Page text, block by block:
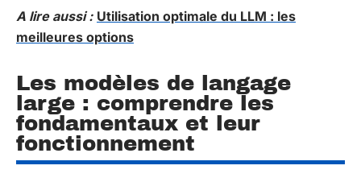
A lire aussi : Utilisation optimale du LLM : les
meilleures options
Les modèles de langage
large : comprendre les
fondamentaux et leur
fonctionnement